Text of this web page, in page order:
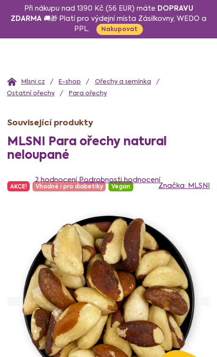
Při nákupu nad 1390 Kč (56 EUR) máte DOPRAVU
ZDARMA 🚚🎁 Platí pro výdejní místa Zásilkovny, WEDO a
PPL.
Nakupovat
Domů E-shop
Ořechy a semínka
Ostatní ořechy
Para ořechy
MLSNI Para ořechy natural
neloupané
AKCE! Vhodné i pro diabetiky Vegan
hodnocení
produktu
hvězdiček.
2 hodnocení Podrobnosti hodnocení
Značka: MLSNI
Související produkty